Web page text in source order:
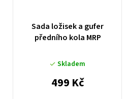
Sada ložisek a gufer
předního kola MRP
Skladem
499 Kč